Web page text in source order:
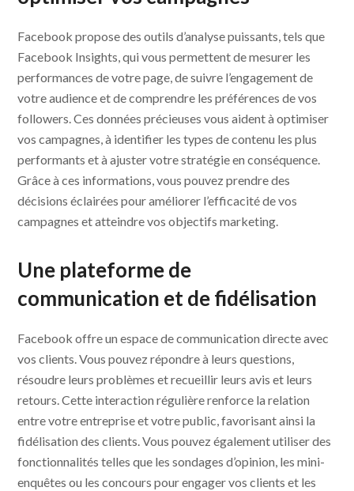
Facebook propose des outils d’analyse puissants, tels que
Facebook Insights, qui vous permettent de mesurer les
performances de votre page, de suivre l’engagement de
votre audience et de comprendre les préférences de vos
followers. Ces données précieuses vous aident à optimiser
vos campagnes, à identifier les types de contenu les plus
performants et à ajuster votre stratégie en conséquence.
Grâce à ces informations, vous pouvez prendre des
décisions éclairées pour améliorer l’efficacité de vos
campagnes et atteindre vos objectifs marketing.
Une plateforme de
communication et de fidélisation
Facebook offre un espace de communication directe avec
vos clients. Vous pouvez répondre à leurs questions,
résoudre leurs problèmes et recueillir leurs avis et leurs
retours. Cette interaction régulière renforce la relation
entre votre entreprise et votre public, favorisant ainsi la
fidélisation des clients. Vous pouvez également utiliser des
fonctionnalités telles que les sondages d’opinion, les mini-
enquêtes ou les concours pour engager vos clients et les